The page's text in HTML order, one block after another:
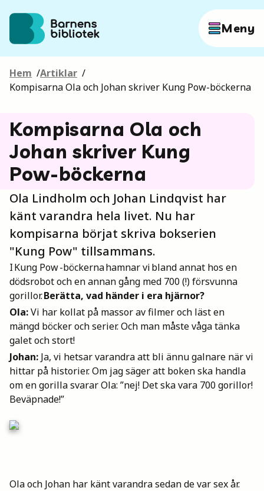
Hoppa till innehållet
Meny
Författare
Böcker
Hitta mer
Sök
Mina böcker
Vuxen
Utskrifter
Hem /Artiklar /
Kompisarna Ola och Johan skriver Kung Pow-böckerna
Kompisarna Ola och
Johan skriver Kung
Pow-böckerna
Ola Lindholm och Johan Lindqvist har
känt varandra hela livet. Nu har
kompisarna börjat skriva bokserien
"Kung Pow" tillsammans.
I Kung Pow -böckerna hamnar vi bland annat hos en
dödsrobot och en annan gång med 700 (!) försvunna
gorillor.Berätta, vad händer i era hjärnor?
Ola:Vi har kollat på massor av filmer och läst en
mängd böcker och serier. Och man måste våga tänka
galet och stort!
Johan: Ja, vi hetsar varandra att bli ännu galnare när vi
hittar på historier. Om jag säger att boken ska handla
om en gorilla svarar Ola: ”nej! Det ska vara 700 gorillor!
Beväpnade!”
Ola och Johan har känt varandra sedan de var sex år.